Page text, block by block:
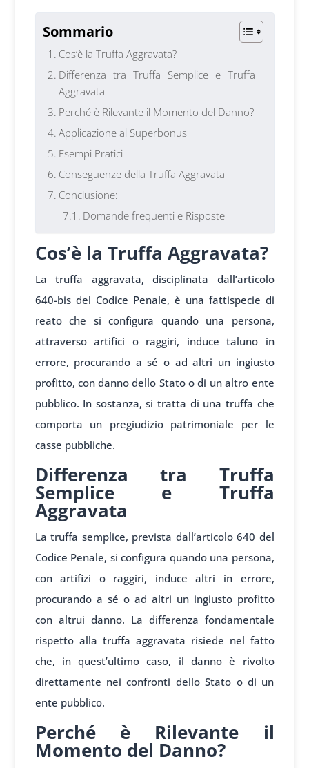
Sommario
Cos’è la Truffa Aggravata?
Differenza tra Truffa Semplice e Truffa
Aggravata
Perché è Rilevante il Momento del Danno?
Applicazione al Superbonus
Esempi Pratici
Conseguenze della Truffa Aggravata
Conclusione:
Domande frequenti e Risposte
Cos’è la Truffa Aggravata?
La truffa aggravata, disciplinata dall’articolo
640-bis del Codice Penale, è una fattispecie di
reato che si configura quando una persona,
attraverso artifici o raggiri, induce taluno in
errore, procurando a sé o ad altri un ingiusto
profitto, con danno dello Stato o di un altro ente
pubblico. In sostanza, si tratta di una truffa che
comporta un pregiudizio patrimoniale per le
casse pubbliche.
Differenza tra Truffa
Semplice e Truffa
Aggravata
La truffa semplice, prevista dall’articolo 640 del
Codice Penale, si configura quando una persona,
con artifizi o raggiri, induce altri in errore,
procurando a sé o ad altri un ingiusto profitto
con altrui danno. La differenza fondamentale
rispetto alla truffa aggravata risiede nel fatto
che, in quest’ultimo caso, il danno è rivolto
direttamente nei confronti dello Stato o di un
ente pubblico.
Perché è Rilevante il
Momento del Danno?